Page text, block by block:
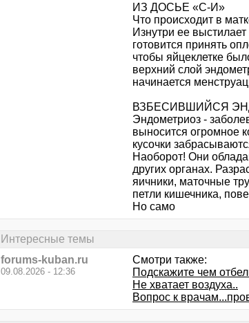
ИЗ ДОСЬЕ «С-И»
Что происходит в
Изнутри ее
готовится принять
чтобы яйцеклетке
верхний слой
начинается
ВЗБЕСИВШИЙСЯ
Эндометриоз -
выносится огромное
кусочки
Наоборот! Они
других органах.
яичники, маточные
петли кишечника,
Но само
Интересные темы
forums-kuban.ru
09.08.2026 - 12:36
Смотри также:
Подскажите чем
Не хватает воздуха..
Вопрос к